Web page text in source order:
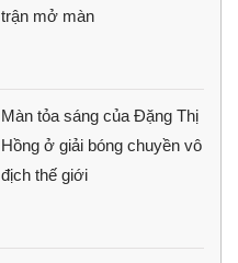
trận mở màn
Màn tỏa sáng của Đặng Thị
Hồng ở giải bóng chuyền vô
địch thế giới